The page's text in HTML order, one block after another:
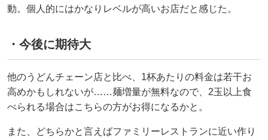
動。個人的にはかなりレベルが高いお店だと感じた。
・今後に期待大
他のうどんチェーン店と比べ、1杯あたりの料金は若干お
高めかもしれないが……麺増量が無料なので、2玉以上食
べられる場合はこちらの方がお得になるかと。
また、どちらかと言えばファミリーレストランに近い作り